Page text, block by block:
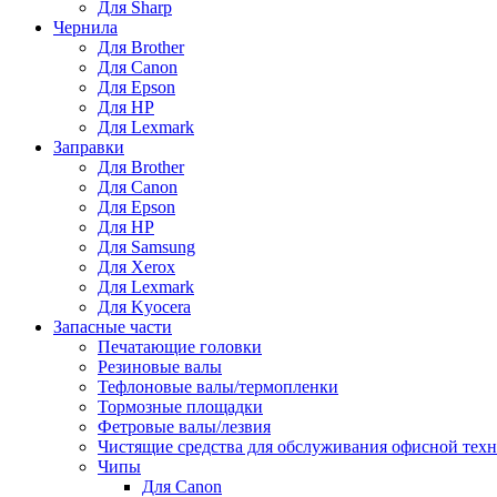
Для Sharp
Чернила
Для Brother
Для Canon
Для Epson
Для HP
Для Lexmark
Заправки
Для Brother
Для Canon
Для Epson
Для HP
Для Samsung
Для Xerox
Для Lexmark
Для Kyocera
Запасные части
Печатающие головки
Резиновые валы
Тефлоновые валы/термопленки
Тормозные площадки
Фетровые валы/лезвия
Чистящие средства для обслуживания офисной
Чипы
Для Canon